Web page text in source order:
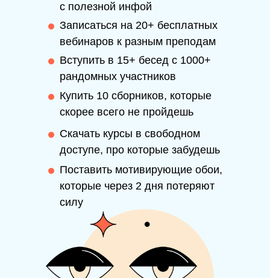
с полезной инфой
Записаться на 20+ бесплатных
вебинаров к разным преподам
Вступить в 15+ бесед с 1000+
рандомных участников
Купить 10 сборников, которые
скорее всего не пройдешь
Скачать курсы в свободном
доступе, про которые забудешь
Поставить мотивирующие обои,
которые через 2 дня потеряют
силу